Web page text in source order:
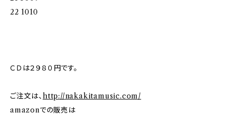
22 1010
ＣＤは２９８０円です。
ご注文は、http://nakakitamusic.com/
amazonでの販売は